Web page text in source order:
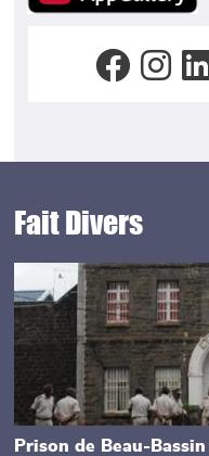
Fait Divers
Main picture
Prison de Beau-